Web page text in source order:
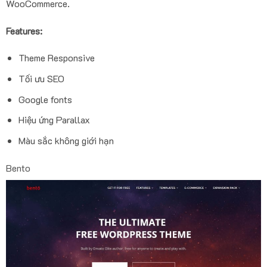
WooCommerce.
Features:
Theme Responsive
Tối ưu SEO
Google fonts
Hiệu ứng Parallax
Màu sắc không giới hạn
Bento